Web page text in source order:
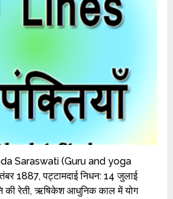
Saraswati (Guru and yoga
1887, पट्टामदाई निधन: 14 जुलाई
की रेती, ऋषिकेश आधुनिक काल में योग